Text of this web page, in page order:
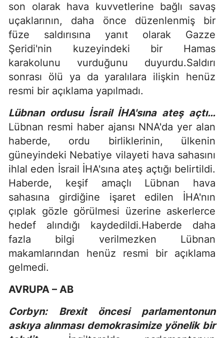
son olarak hava kuvvetlerine bağlı savaş
uçaklarının, daha önce düzenlenmiş bir
füze saldırısına yanıt olarak Gazze
Şeridi'nin kuzeyindeki bir Hamas
karakolunu vurduğunu duyurdu.Saldırı
sonrası ölü ya da yaralılara ilişkin henüz
resmi bir açıklama yapılmadı.
Lübnan ordusu İsrail İHA'sına ateş açtı…
Lübnan resmi haber ajansı NNA'da yer alan
haberde, ordu birliklerinin, ülkenin
güneyindeki Nebatiye vilayeti hava sahasını
ihlal eden İsrail İHA'sına ateş açtığı belirtildi.
Haberde, keşif amaçlı Lübnan hava
sahasına girdiğine işaret edilen İHA'nın
çıplak gözle görülmesi üzerine askerlerce
hedef alındığı kaydedildi.Haberde daha
fazla bilgi verilmezken Lübnan
makamlarından henüz resmi bir açıklama
gelmedi.
AVRUPA – AB
Corbyn: Brexit öncesi parlamentonun
askıya alınması demokrasimize yönelik bir